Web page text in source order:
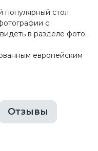
популярный стол
с
в разделе фото.
европейским
Отзывы